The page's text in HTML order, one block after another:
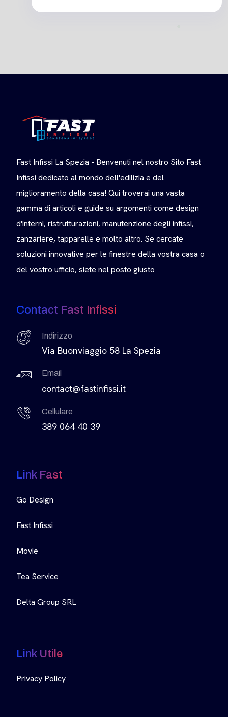
Fast Infissi La Spezia - Benvenuti nel nostro Sito Fast
Infissi dedicato al mondo dell'edilizia e del
miglioramento della casa! Qui troverai una vasta
gamma di articoli e guide su argomenti come design
d'interni, ristrutturazioni, manutenzione degli infissi,
zanzariere, tapparelle e molto altro. Se cercate
soluzioni innovative per le finestre della vostra casa o
del vostro ufficio, siete nel posto giusto
Contact Fast Infissi
Indirizzo
Via Buonviaggio 58 La Spezia
Email
contact@fastinfissi.it
Cellulare
389 064 40 39
Link Fast
Go Design
Fast Infissi
Movie
Tea Service
Delta Group SRL
Link Utile
Privacy Policy